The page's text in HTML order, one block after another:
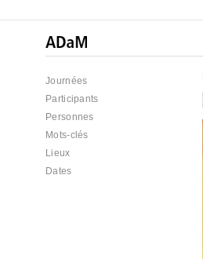
Journées
Participants
Personnes
Mots-clés
Lieux
Dates